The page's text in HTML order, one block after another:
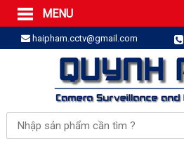
MENU
Trang Chủ
Sản phẩm
SẢN PHẨM TRỌN GÓI
LẮP BÁO TRỘM TRỌN GÓI
LẮP CAMERA TRỌN GÓI
Camera IP
haipham.cctv@gmail.com